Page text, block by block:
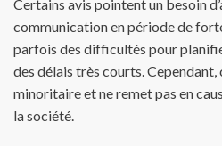
Certains avis pointent un besoin
communication en période de
parfois des difficultés pour
des délais très courts.
minoritaire et ne remet pas en
la société.